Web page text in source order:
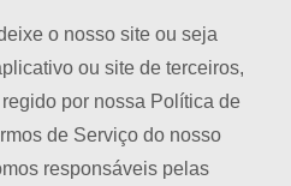
o nosso site ou seja
ou site de terceiros,
por nossa Política de
de Serviço do nosso
responsáveis pelas